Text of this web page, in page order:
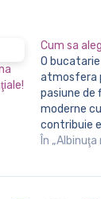
Cum sa
O bucatarie moderna si eleganta creaza o
atmosfera
pasiune de
moderne
contribuie
mancaruri
În